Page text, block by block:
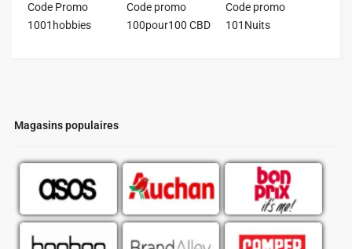
Magasins populaires
Code Promo
1001hobbies
Code promo
100pour100 CBD
Code promo
101Nuits